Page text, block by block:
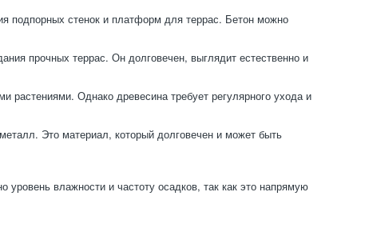
подпорных стенок и платформ для террас. Бетон можно
прочных террас. Он долговечен, выглядит естественно и
растениями. Однако древесина требует регулярного ухода и
Это материал, который долговечен и может быть
влажности и частоту осадков, так как это напрямую